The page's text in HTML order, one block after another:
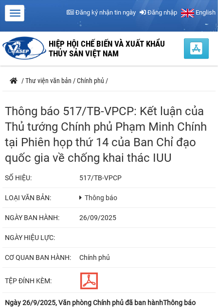
Đăng ký nhận tin ngày Đăng nhập English
HIỆP HỘI CHẾ BIẾN VÀ XUẤT KHẨU
THỦY SẢN VIỆT NAM
/Thư viện văn bản /Chính phủ /
Thông báo 517/TB-VPCP: Kết luận của
Thủ tướng Chính phủ Phạm Minh Chính
tại Phiên họp thứ 14 của Ban Chỉ đạo
quốc gia về chống khai thác IUU
SỐ HIỆU: 517/TB-VPCP
LOẠI VĂN BẢN: Thông báo
NGÀY BAN HÀNH: 26/09/2025
NGÀY HIỆU LỰC:
CƠ QUAN BAN HÀNH: Chính phủ
TỆP ĐÍNH KÈM:
Ngày 26/9/2025, Văn phòng Chính phủ đã ban hànhThông báo